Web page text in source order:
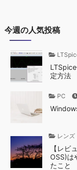
今週の人気投稿
定方法
PC
レンズ
【レビ
OSS)は
たこと